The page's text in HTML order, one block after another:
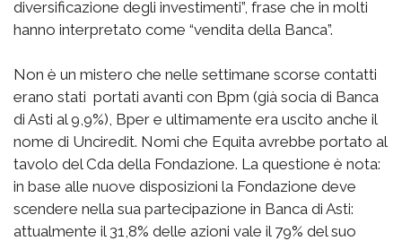
diversificazione degli investimenti”, frase che in molti
hanno interpretato come “vendita della Banca”.
Non è un mistero che nelle settimane scorse contatti
erano stati portati avanti con Bpm (già socia di Banca
di Asti al 9,9%), Bper e ultimamente era uscito anche il
nome di Unciredit. Nomi che Equita avrebbe portato al
tavolo del Cda della Fondazione. La questione è nota:
in base alle nuove disposizioni la Fondazione deve
scendere nella sua partecipazione in Banca di Asti:
attualmente il 31,8% delle azioni vale il 79% del suo